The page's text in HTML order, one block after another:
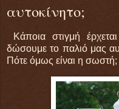
αυτοκίνητo;
Κάποια στιγμή
δώσουμε το παλιό μας
Πότε όμως είναι η σωστή;